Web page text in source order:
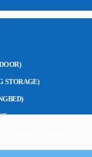
STORAGE)